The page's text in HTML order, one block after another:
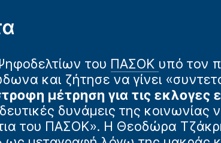
του ΠΑΣΟΚ υπό τον
και ζήτησε να γίνει
μέτρηση για τις εκλογες
δυνάμεις της
του ΠΑΣΟΚ». Η Θεοδώρα